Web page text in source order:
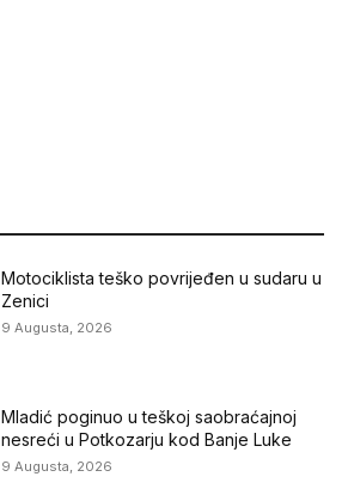
Motociklista teško povrijeđen u sudaru u
Zenici
9 Augusta, 2026
Mladić poginuo u teškoj saobraćajnoj
nesreći u Potkozarju kod Banje Luke
9 Augusta, 2026